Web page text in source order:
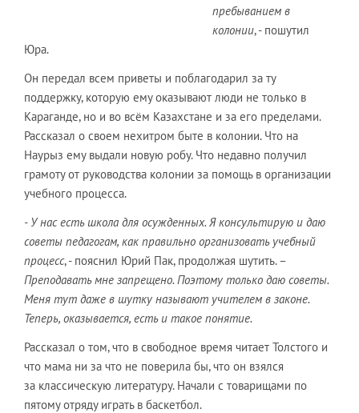
пребыванием в
колонии, - пошутил
Юра.
Он передал всем приветы и поблагодарил за ту
поддержку, которую ему оказывают люди не только в
Караганде, но и во всём Казахстане и за его пределами.
Рассказал о своем нехитром быте в колонии. Что на
Наурыз ему выдали новую робу. Что недавно получил
грамоту от руководства колонии за помощь в организации
учебного процесса.
- У нас есть школа для осужденных. Я консультирую и даю
советы педагогам, как правильно организовать учебный
процесс, - пояснил Юрий Пак, продолжая шутить. –
Преподавать мне запрещено. Поэтому только даю советы.
Меня тут даже в шутку называют учителем в законе.
Теперь, оказывается, есть и такое понятие.
Рассказал о том, что в свободное время читает Толстого и
что мама ни за что не поверила бы, что он взялся
за классическую литературу. Начали с товарищами по
пятому отряду играть в баскетбол.